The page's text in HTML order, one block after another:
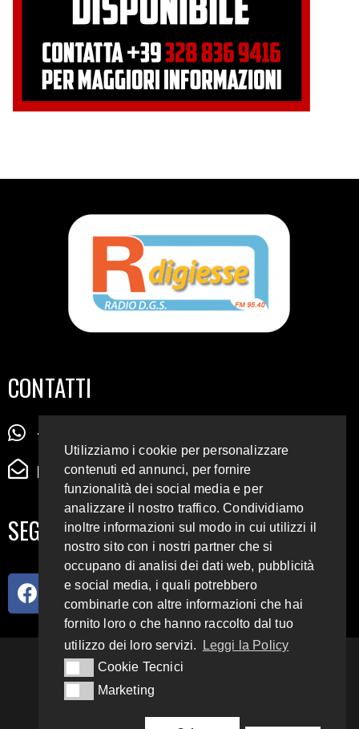
CONTATTI
+39 345 72 72 88 5
radiodigiesse@gmail.com
SEGUICI SUI SOCIAL
93.4 E 95.3 FM
Utilizziamo i cookie per personalizzare
contenuti ed annunci, per fornire
funzionalità dei social media e per
analizzare il nostro traffico. Condividiamo
inoltre informazioni sul modo in cui utilizzi il
nostro sito con i nostri partner che si
occupano di analisi dei dati web, pubblicità
e social media, i quali potrebbero
combinarle con altre informazioni che hai
fornito loro o che hanno raccolto dal tuo
utilizzo dei loro servizi.
Leggi la Policy
Cookie Tecnici
Cookie Tecnici
MarketingMarketing